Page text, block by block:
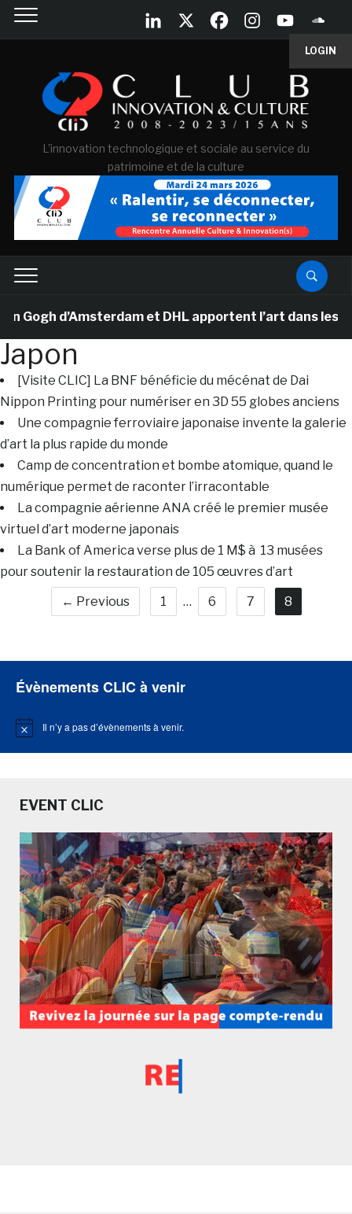
LOGIN
L'innovation technologique et sociale au service du
patrimoine et de la culture
Gogh d’Amsterdam et DHL apportent l’art dans les
Japon
[Visite CLIC] La BNF bénéficie du mécénat de Dai
Nippon Printing pour numériser en 3D 55 globes anciens
Une compagnie ferroviaire japonaise invente la galerie
d’art la plus rapide du monde
Camp de concentration et bombe atomique, quand le
numérique permet de raconter l’irracontable
La compagnie aérienne ANA créé le premier musée
virtuel d’art moderne japonais
La Bank of America verse plus de 1 M$ à 13 musées
pour soutenir la restauration de 105 œuvres d’art
← Previous
1 … 6 7 8
Évènements CLIC à venir
Notice Il n’y a pas d’évènements à venir.
EVENT CLIC